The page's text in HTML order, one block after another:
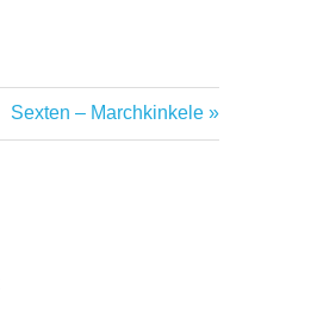
Nächster
Beitrag:
Sexten – Marchkinkele